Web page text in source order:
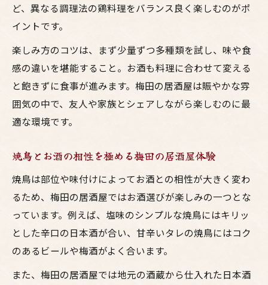
居酒屋のお酒と焼鳥をより楽しむ秘訣
焼鳥とお酒の組み合わせで広がる居酒屋体
験
梅田で味わう鶏料理とお酒の楽しみ方実例
ビュッフェとブッフェの違いを分かりやすく解
説
居酒屋で使うビュッフェとブッフェの違い
大阪梅田で体験するブッフェとビュッフェ
比較
焼鳥好きが知りたいビュッフェとブッフェ
の違い
鶏料理ブッフェの本当の意味と特徴を紹介
お酒も楽しめるビュッフェとブッフェの違
いとは
ど、異なる調理法の鶏料理をバランス良く楽しむのがポ
イントです。
楽しみ方のコツは、まず少量ずつ多種類を試し、味や食
感の違いを堪能すること。お酒も料理に合わせて変える
と飽きずに食事が進みます。梅田の居酒屋は賑やかな雰
囲気の中で、友人や家族とシェアしながら楽しむのに最
適な環境です。
焼鳥とお酒の相性を極める梅田の居酒屋体験
焼鳥は部位や味付けによってお酒との相性が大きく変わ
るため、梅田の居酒屋ではお酒選びが楽しみの一つとな
っています。例えば、塩味のシンプルな焼鳥にはキリッ
とした辛口の日本酒が合い、甘辛いタレの焼鳥にはコク
のあるビールや梅酒がよく合います。
また、梅田の居酒屋では地元の酒蔵から仕入れた日本酒